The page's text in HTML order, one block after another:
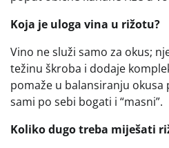
Koja je uloga vina u rižotu?
Vino ne služi samo za okus;
težinu škroba i dodaje
pomaže u balansiranju okusa
sami po sebi bogati i “masni”.
Koliko dugo treba miješati